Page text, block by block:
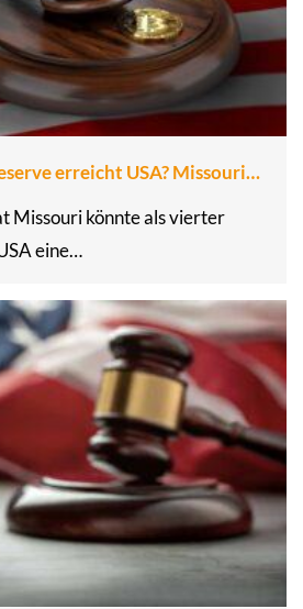
erreicht USA? Missouri…
Missouri könnte als vierter
eine…